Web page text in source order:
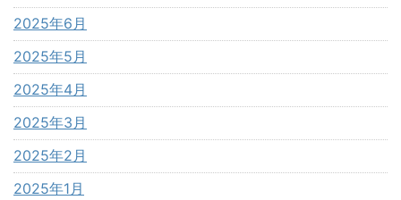
2025年6月
2025年5月
2025年4月
2025年3月
2025年2月
2025年1月